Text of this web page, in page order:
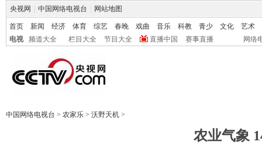
央视网 中国网络电视台 网站地图
首页 新闻 经济 体育 综艺 春晚 戏曲 音乐 科教 青少 文化
艺术
电视
频道大全 栏目大全 节目大全 直播中国 赛事直播 网络
中国网络电视台 > 农家乐 > 沃野天机 >
农业气象